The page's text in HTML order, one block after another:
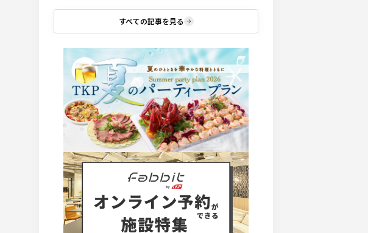
られる役割とは何か、なぜ研修
が必要なのか。組織成長につな
がる管理職育成のポイントを解
説します。
すべての記事を見る